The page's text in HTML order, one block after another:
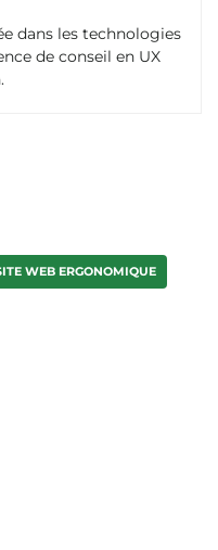
dans les technologies
de conseil en UX
WEB ERGONOMIQUE